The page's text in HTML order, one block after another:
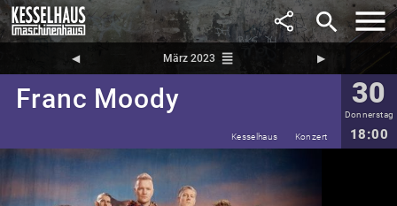
search
◀︎ März 2023 reorder ▶︎
Franc Moody 30
Donnerstag
18:00
Kesselhaus Konzert